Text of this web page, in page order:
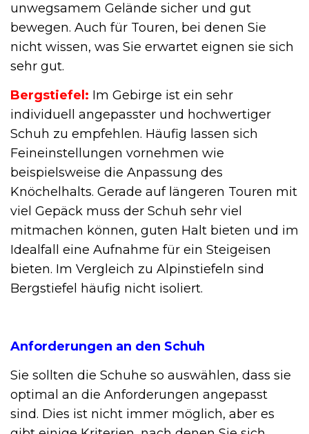
unwegsamem Gelände sicher und gut
bewegen. Auch für Touren, bei denen Sie
nicht wissen, was Sie erwartet eignen sie sich
sehr gut.
Bergstiefel: Im Gebirge ist ein sehr
individuell angepasster und hochwertiger
Schuh zu empfehlen. Häufig lassen sich
Feineinstellungen vornehmen wie
beispielsweise die Anpassung des
Knöchelhalts. Gerade auf längeren Touren mit
viel Gepäck muss der Schuh sehr viel
mitmachen können, guten Halt bieten und im
Idealfall eine Aufnahme für ein Steigeisen
bieten. Im Vergleich zu Alpinstiefeln sind
Bergstiefel häufig nicht isoliert.
Anforderungen an den Schuh
Sie sollten die Schuhe so auswählen, dass sie
optimal an die Anforderungen angepasst
sind. Dies ist nicht immer möglich, aber es